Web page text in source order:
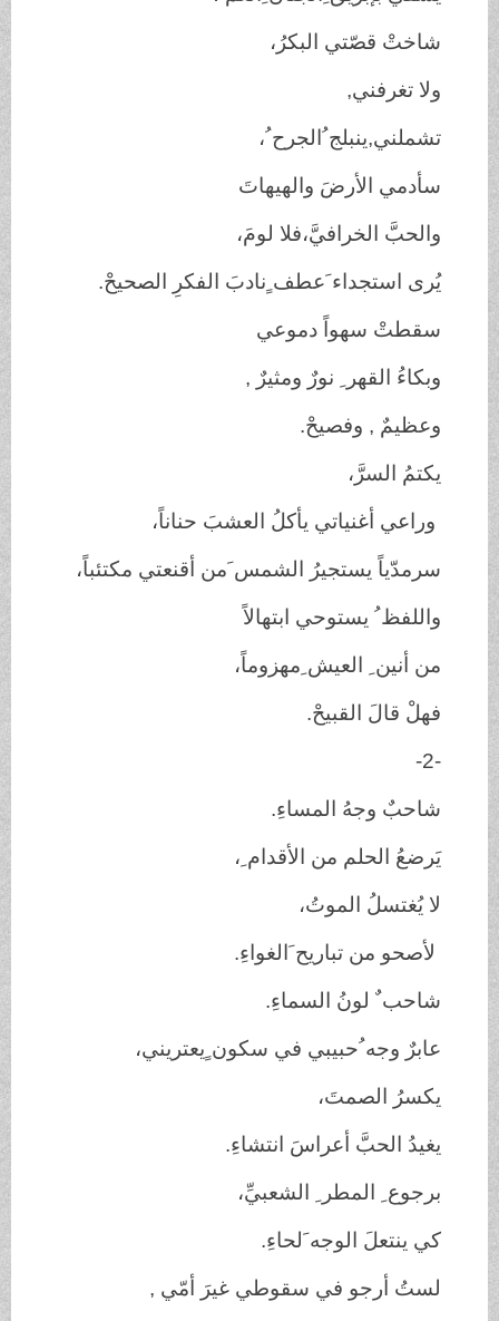
شاختْ قصّتي البكرُ،
ولا تغرفني,
تشملني,ينبلج ُالجرح ُ،
سأدمي الأرضَ والهيهاتَ
والحبَّ الخرافيَّ،فلا لومَ،
يُرى استجداء َعطف ٍنادبَ الفكرِ الصحيحْ.
سقطتْ سهواً دموعي
وبكاءُ القهر ِ نورٌ ومثيرٌ ,
وعظيمٌ , وفصيحْ.
يكتمُ السرَّ،
وراعي أغنياتي يأكلُ العشبَ حناناً،
سرمدّياً يستجيرُ الشمس َمن أقنعتي مكتئباً،
واللفظ ُ يستوحي ابتهالاً
من أنين ِ العيش ِمهزوماً،
فهلْ قالَ القبيحْ.
شاحبٌ وجهُ المساءِ.
يَرضعُ الحلم من الأقدام ِ،
لا يُغتسلُ الموتُ،
لأصحو من تباريح َالغواءِ.
شاحب ٌ لونُ السماءِ.
عابرٌ وجه ُحبيبي في سكون ٍيعتريني،
يكسرُ الصمتَ،
يغيدُ الحبَّ أعراسَ انتشاءِ.
برجوع ِ المطر ِ الشعبيِّ،
كي ينتعلَ الوجه َلحاءِ.
لستُ أرجو في سقوطي غيرَ أمّي ,